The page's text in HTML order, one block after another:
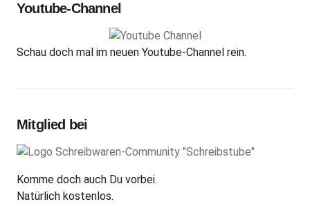
Youtube-Channel
Schau doch mal im neuen Youtube-Channel rein.
Mitglied bei
Komme doch auch Du vorbei.
Natürlich kostenlos.